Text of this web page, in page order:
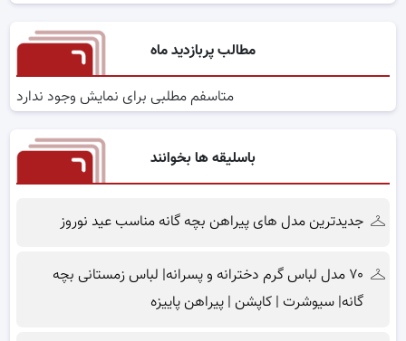
مطالب پربازدید ماه
متاسفم مطلبی برای نمایش وجود ندارد
باسلیقه ها بخوانند
جدیدترین مدل های پیراهن بچه گانه مناسب عید نوروز
۷۰ مدل لباس گرم دخترانه و پسرانه| لباس زمستانی بچه
گانه| سیوشرت | کاپشن | پیراهن پاییزه